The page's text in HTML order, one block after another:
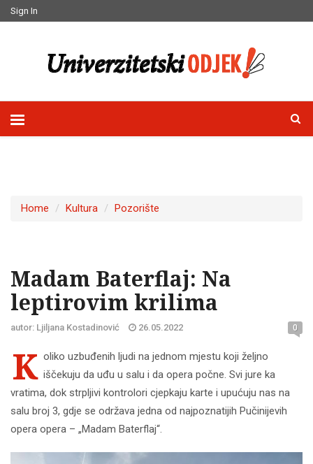
Sign In
Home Kultura Pozorište
Madam Baterflaj: Na
leptirovim krilima
autor: Ljiljana Kostadinović 26.05.2022 0
K oliko uzbuđenih ljudi na jednom mjestu koji željno
iščekuju da uđu u salu i da opera počne. Svi jure ka
vratima, dok strpljivi kontrolori cjepkaju karte i upućuju nas na
salu broj 3, gdje se održava jedna od najpoznatijih Pučinijevih
opera opera – „Madam Baterflaj“.